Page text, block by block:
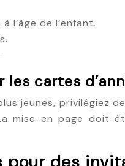
l’âge de l’enfant.
cartes
jeunes, privilégiez
mise en page doit